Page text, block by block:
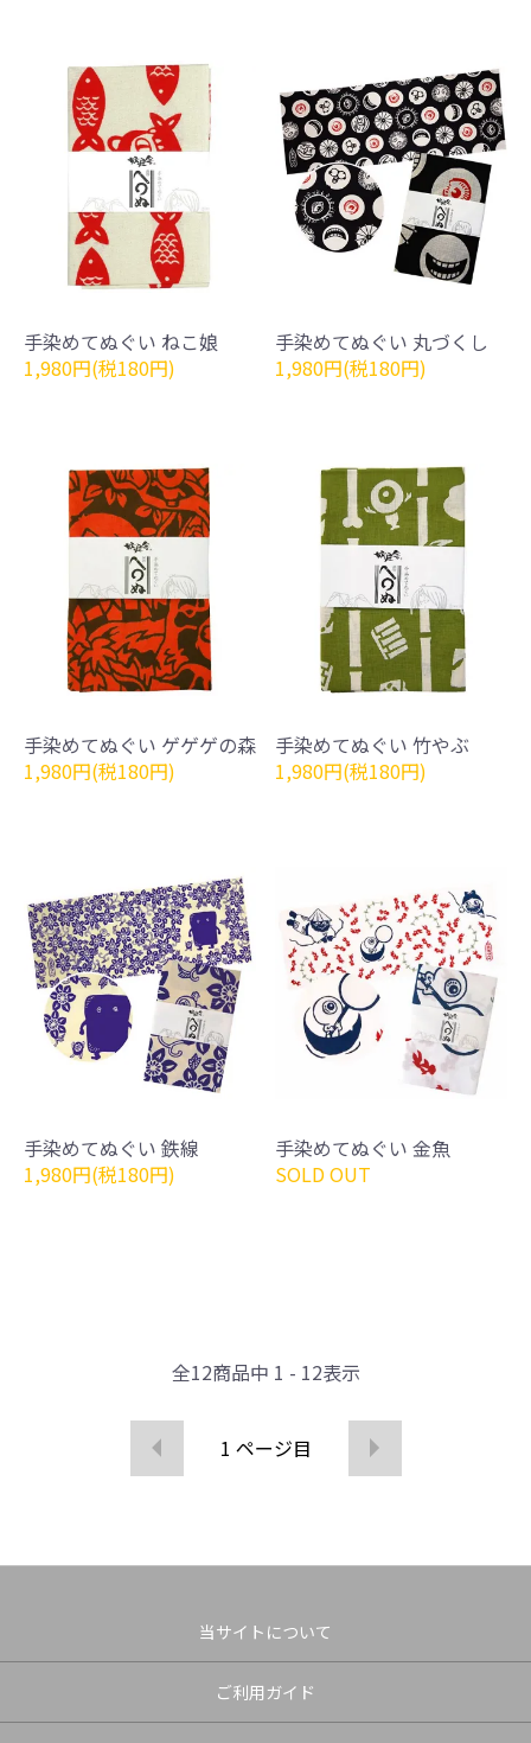
手染めてぬぐい ねこ娘
1,980円(税180円)
手染めてぬぐい 丸づくし
1,980円(税180円)
手染めてぬぐい ゲゲゲの森
1,980円(税180円)
手染めてぬぐい 竹やぶ
1,980円(税180円)
手染めてぬぐい 鉄線
1,980円(税180円)
手染めてぬぐい 金魚
SOLD OUT
全12商品中 1 - 12表示
1 ページ目
当サイトについて
ご利用ガイド